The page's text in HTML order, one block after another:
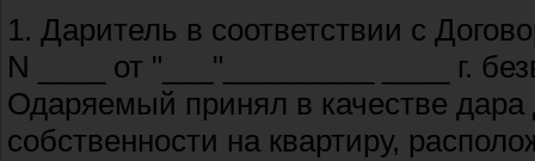
1. Даритель в соответствии с
N ____ от "___"_________ ____ г.
Одаряемый принял в качестве
собственности на квартиру,